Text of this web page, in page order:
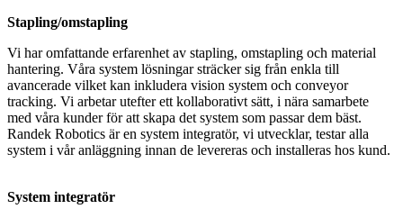
Stapling/omstapling
Vi har omfattande erfarenhet av stapling, omstapling och material
hantering. Våra system lösningar sträcker sig från enkla till
avancerade vilket kan inkludera vision system och conveyor
tracking. Vi arbetar utefter ett kollaborativt sätt, i nära samarbete
med våra kunder för att skapa det system som passar dem bäst.
Randek Robotics är en system integratör, vi utvecklar, testar alla
system i vår anläggning innan de levereras och installeras hos kund.
System integratör